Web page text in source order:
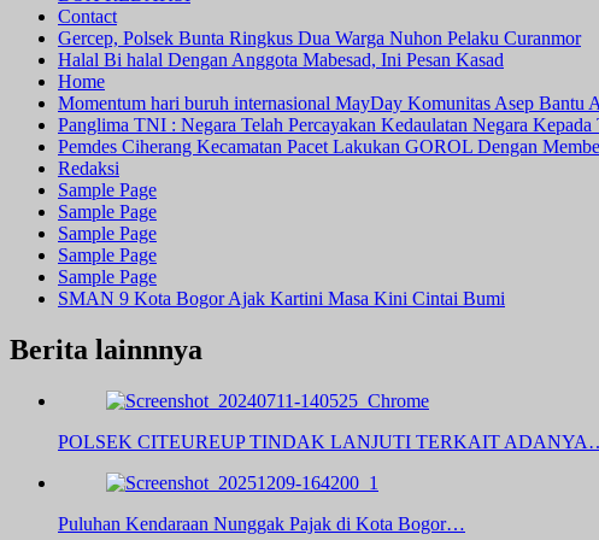
Contact
Gercep, Polsek Bunta Ringkus Dua Warga Nuhon Pelaku Curanmor
Halal Bi halal Dengan Anggota Mabesad, Ini Pesan Kasad
Home
Momentum hari buruh internasional MayDay Komunitas Asep Bantu
Panglima TNI : Negara Telah Percayakan Kedaulatan Negara
Pemdes Ciherang Kecamatan Pacet Lakukan GOROL Dengan
Redaksi
Sample Page
Sample Page
Sample Page
Sample Page
Sample Page
SMAN 9 Kota Bogor Ajak Kartini Masa Kini Cintai Bumi
Berita lainnnya
POLSEK CITEUREUP TINDAK LANJUTI TERKAIT
Puluhan Kendaraan Nunggak Pajak di Kota Bogor…